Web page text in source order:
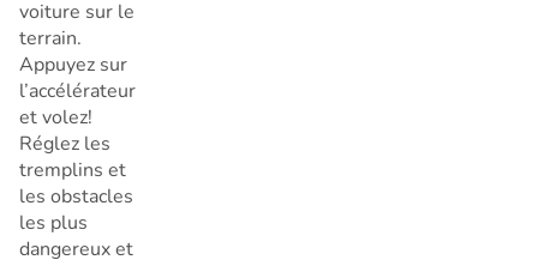
voiture sur le
terrain.
Appuyez sur
l’accélérateur
et volez!
Réglez les
tremplins et
les obstacles
les plus
dangereux et